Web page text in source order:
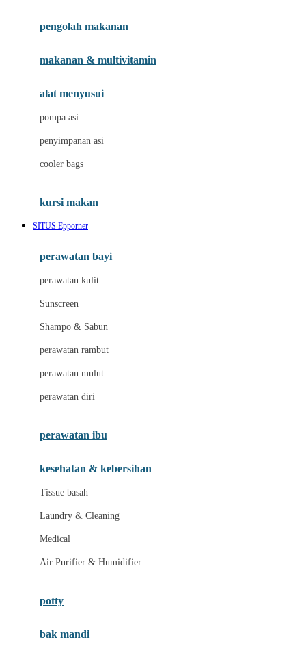
Joolz
Leclerc
Lee Vierra
Lillebaby
Little Bird Told Me
Little Miss Janis
London Taxi
Love To Dream
M
Magformers
Mamaway
Maxi Cosi
Megabloks
Micro
MiDeer
Moby
pengolah makanan
makanan & multivitamin
alat menyusui
pompa asi
penyimpanan asi
cooler bags
kursi makan
SITUS Epporner
perawatan bayi
perawatan kulit
Sunscreen
Shampo & Sabun
perawatan rambut
perawatan mulut
perawatan diri
perawatan ibu
kesehatan & kebersihan
Tissue basah
Laundry & Cleaning
Medical
Air Purifier & Humidifier
potty
bak mandi